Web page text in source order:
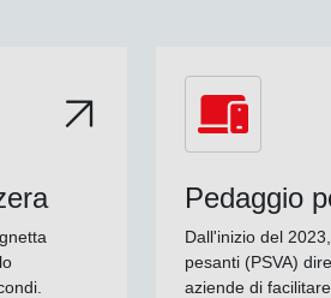
Pedaggio
Dall'inizio del
pesanti (PSVA)
aziende di